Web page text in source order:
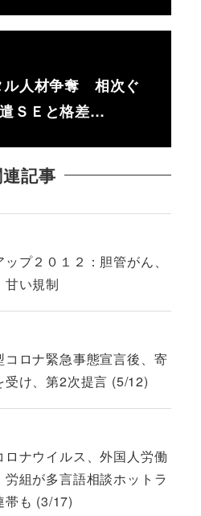
ル人材争奪 相次ぐ
ＳＥと格差…
記事
プ２０１２：胆管がん、
い規制
ロナ緊急事態宣言後、寄
け、第2次提言 (5/12)
ナウイルス、外国人労働
組が多言語相談ホットラ
帯も (3/17)